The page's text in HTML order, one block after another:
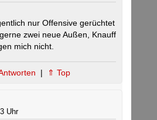
nur Offensive gerüchtet
zwei neue Außen, Knauff
mich nicht.
| ⇑ Top
Uhr